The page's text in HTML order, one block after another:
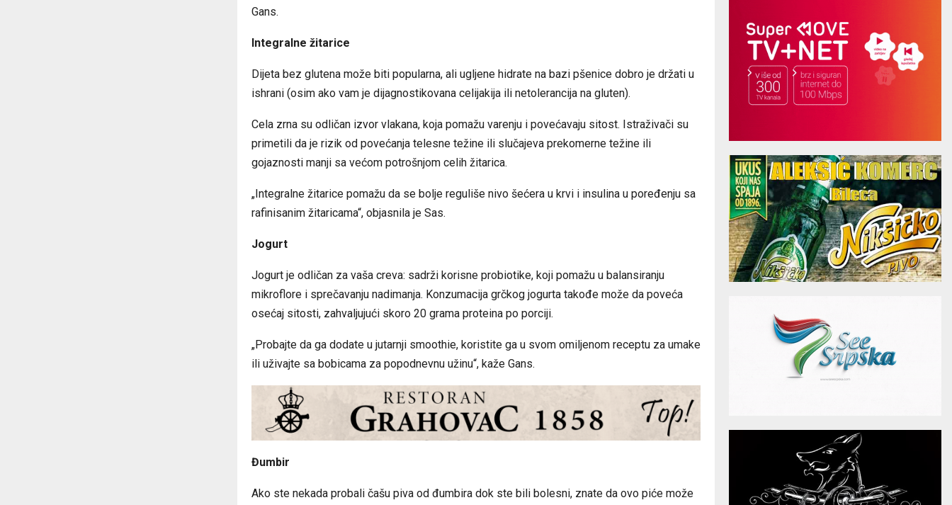
Gans.
Integralne žitarice
Dijeta bez glutena može biti popularna, ali ugljene hidrate na bazi pšenice dobro je držati u
ishrani (osim ako vam je dijagnostikovana celijakija ili netolerancija na gluten).
Cela zrna su odličan izvor vlakana, koja pomažu varenju i povećavaju sitost. Istraživači su
primetili da je rizik od povećanja telesne težine ili slučajeva prekomerne težine ili
gojaznosti manji sa većom potrošnjom celih žitarica.
„Integralne žitarice pomažu da se bolje reguliše nivo šećera u krvi i insulina u poređenju sa
rafinisanim žitaricama“, objasnila je Sas.
Jogurt
Jogurt je odličan za vaša creva: sadrži korisne probiotike, koji pomažu u balansiranju
mikroflore i sprečavanju nadimanja. Konzumacija grčkog jogurta takođe može da poveća
osećaj sitosti, zahvaljujući skoro 20 grama proteina po porciji.
„Probajte da ga dodate u jutarnji smoothie, koristite ga u svom omiljenom receptu za umake
ili uživajte sa bobicama za popodnevnu užinu“, kaže Gans.
Đumbir
Ako ste nekada probali čašu piva od đumbira dok ste bili bolesni, znate da ovo piće može